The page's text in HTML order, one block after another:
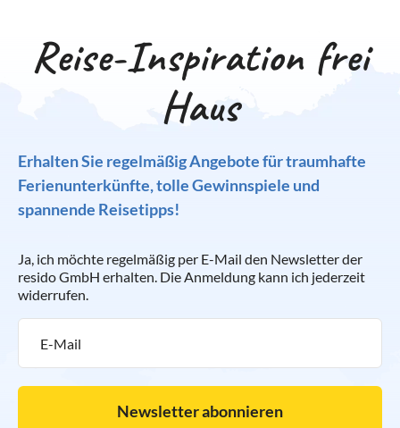
Reise-Inspiration frei
Haus
Erhalten Sie regelmäßig Angebote für traumhafte
Ferienunterkünfte, tolle Gewinnspiele und
spannende Reisetipps!
Ja, ich möchte regelmäßig per E-Mail den Newsletter der
resido GmbH erhalten. Die Anmeldung kann ich jederzeit
widerrufen.
Newsletter abonnieren